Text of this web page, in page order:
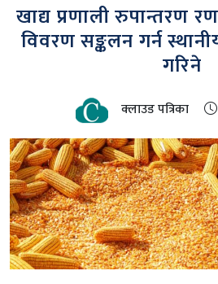
खाद्य प्रणाली रुपान्तरण
विवरण सङ्कलन गर्न
गरिने
क्लाउड पत्रिका